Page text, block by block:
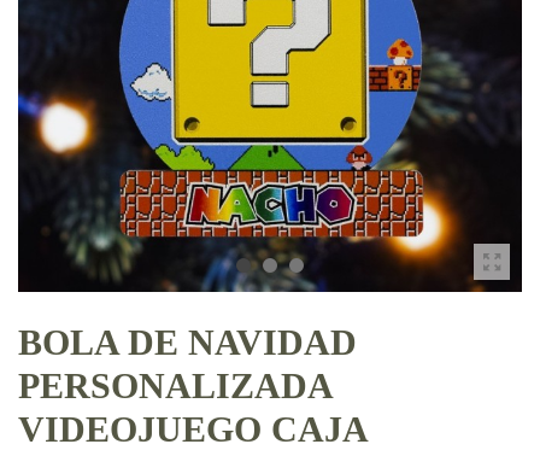
BOLA DE NAVIDAD
PERSONALIZADA
VIDEOJUEGO CAJA